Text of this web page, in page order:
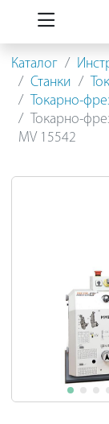
Каталог
Станки
Токарно-
Токарно-
MV 15542